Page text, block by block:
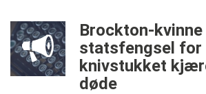
Brockton-
statsfengsel for
knivstukket
døde